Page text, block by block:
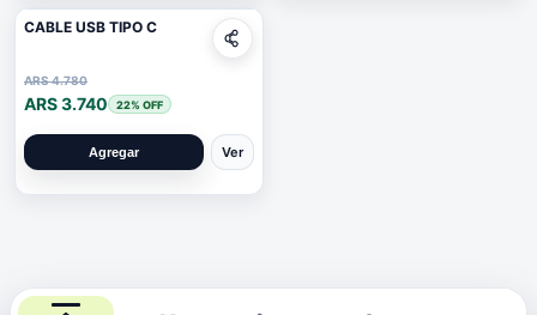
CABLE USB TIPO C
ARS 4.780
ARS 3.740 22% OFF
Agregar Ver